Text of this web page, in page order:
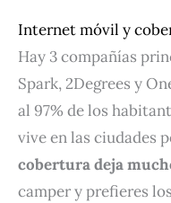
Internet móvil y
Hay 3 compañías
Spark, 2Degrees y
al 97% de los
vive en las ciudades
cobertura deja
camper y prefieres